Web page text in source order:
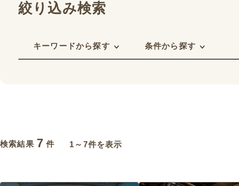
絞り込み検索
キーワードから探す 条件から探す
検索結果 7 件 1～7件を表示